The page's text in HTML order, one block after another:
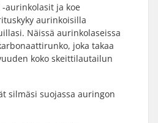
-aurinkolasit ja koe
aurinkoisilla
Näissä aurinkolaseissa
joka takaa
koko skeittilautailun
silmäsi suojassa auringon